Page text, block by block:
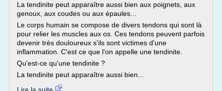
La tendinite peut apparaître aussi bien aux poignets, aux
genoux, aux coudes ou aux épaules...
Le corps humain se compose de divers tendons qui sont là
pour relier les muscles aux os. Ces tendons peuvent parfois
devenir très douloureux s'ils sont victimes d'une
inflammation. C'est ce que l'on appelle une tendinite.
Qu'est-ce qu'une tendinite ?
La tendinite peut apparaître aussi bien...